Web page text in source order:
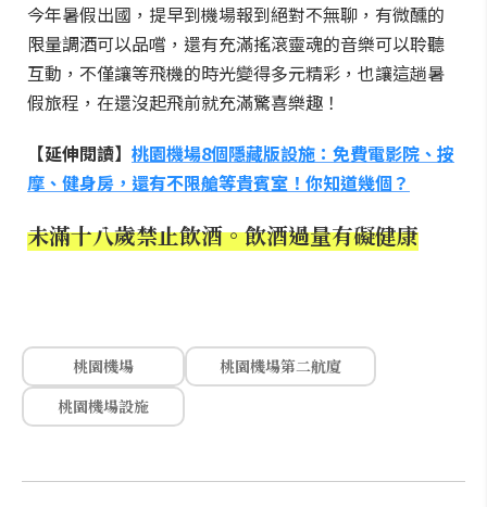
今年暑假出國，提早到機場報到絕對不無聊，有微醺的
限量調酒可以品嚐，還有充滿搖滾靈魂的音樂可以聆聽
互動，不僅讓等飛機的時光變得多元精彩，也讓這趟暑
假旅程，在還沒起飛前就充滿驚喜樂趣！
【延伸閱讀】 桃園機場8個隱藏版設施：免費電影院、按
摩、健身房，還有不限艙等貴賓室！你知道幾個？
未滿十八歲禁止飲酒。飲酒過量有礙健康
桃園機場
桃園機場第二航廈
桃園機場設施